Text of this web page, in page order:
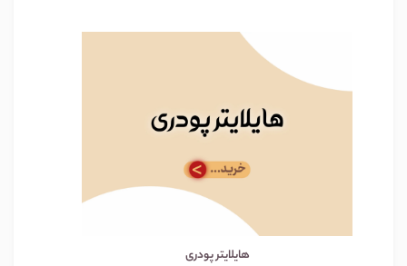
هایلایتر پودری